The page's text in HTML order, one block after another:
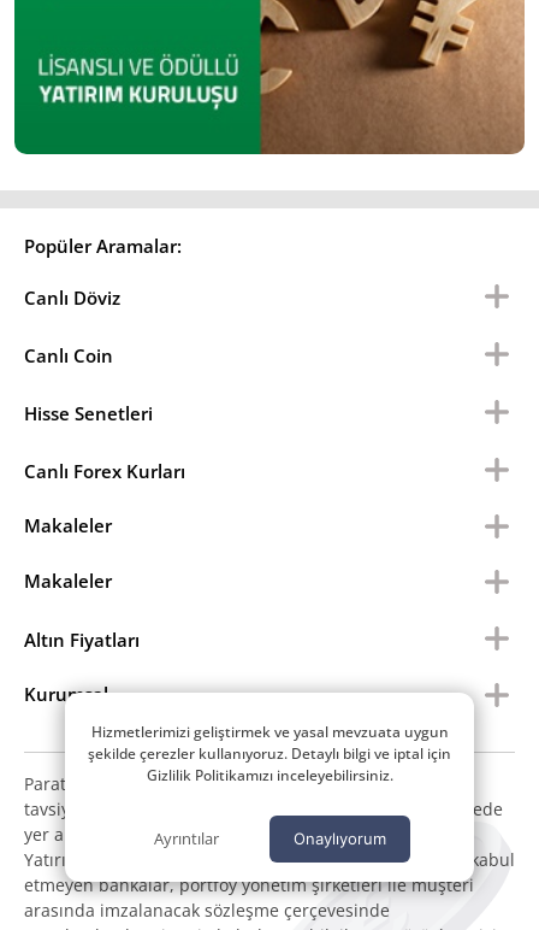
Popüler Aramalar:
Canlı Döviz
Canlı Coin
Hisse Senetleri
Canlı Forex Kurları
Makaleler
Makaleler
Altın Fiyatları
Kurumsal
Paratic.com içerisinde yayınlanan bilgiler, yorumlar ve
tavsiyeler yatırım danışmanlığı kapsamında değildir. Sitede
yer alan tüm içerikler kişisel görüşlere dayanmaktadır.
Yatırım danışmanlığı hizmeti; aracı kurumlar, mevduat kabul
etmeyen bankalar, portföy yönetim şirketleri ile müşteri
arasında imzalanacak sözleşme çerçevesinde
Hizmetlerimizi geliştirmek ve yasal mevzuata uygun
şekilde çerezler kullanıyoruz. Detaylı bilgi ve iptal için
Gizlilik Politikamızı inceleyebilirsiniz.
Ayrıntılar Onaylıyorum